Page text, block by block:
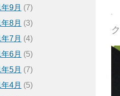
9月 (7)
8月 (3)
7月 (4)
6月 (5)
5月 (7)
4月 (5)